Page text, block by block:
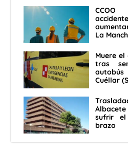
La
Muere
tras
Cuéllar
sufrir el
brazo